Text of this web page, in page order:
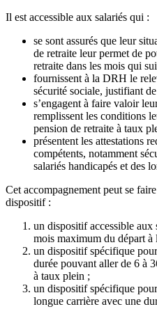
Il est accessible aux salariés qui :
se sont assurés que leur
de retraite leur permet de
retraite dans les mois qui
fournissent à la DRH le
sécurité sociale, justifiant
s’engagent à faire valoir
remplissent les conditions
pension de retraite à taux
présentent les attestations
compétents, notamment
salariés handicapés et des
Cet accompagnement peut se
dispositif :
un dispositif accessible aux
mois maximum du départ à
un dispositif spécifique
durée pouvant aller de 6 à
à taux plein ;
un dispositif spécifique
longue carrière avec une